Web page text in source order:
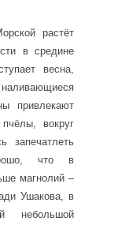
растёт
в средине
весна,
привлекают
вокруг
запечатлеть
что в
магнолий –
Ушакова, в
небольшой